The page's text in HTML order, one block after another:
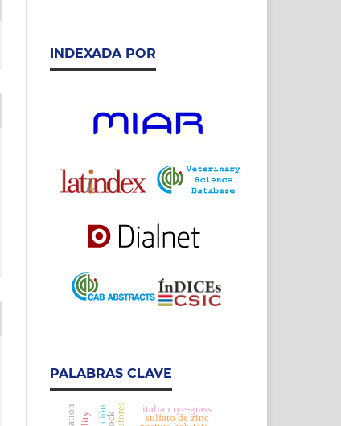
INDEXADA POR
PALABRAS CLAVE
sulfato de zinc
italian rye-grass